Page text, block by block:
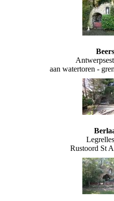
aan watertoren -
Rustoord St